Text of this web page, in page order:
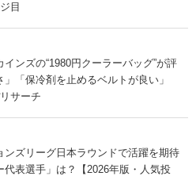
目
ンズの“1980円クーラーバッグ”が評
「保冷剤を止めるベルトが良い」
サーチ
ンズリーグ日本ラウンドで活躍を期待
代表選手」は？【2026年版・人気投